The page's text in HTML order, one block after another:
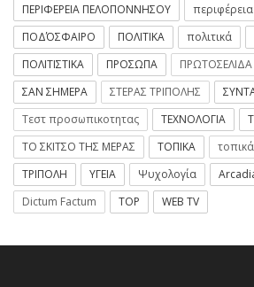
ΠΕΡΙΦΕΡΕΙΑ ΠΕΛΟΠΟΝΝΗΣΟΥ
ΠΟΔΌΣΦΑΙΡΟ
ΠΟΛΙΤΙΚΑ πολιτικά
ΠΟΛΙΤΙΣΤΙΚΑ
ΠΡΟΣΩΠΑ ΠΡΩΤΟΣΕΛΙΔΑ
ΣΑΝ ΣΗΜΕΡΑ
ΣΤΕΡΑΣ ΤΡΙΠΟΛΗΣ
Τεστ προσωπικοτητας
ΤΕΧΝΟΛΟΓΙΑ
ΤΟ ΣΚΙΤΣΟ ΤΗΣ ΜΕΡΑΣ
ΤΟΠΙΚΑ τοπικά
ΤΡΙΠΟΛΗ
ΥΓΕΙΑ Ψυχολογία
Dictum Factum
TOP WEB TV